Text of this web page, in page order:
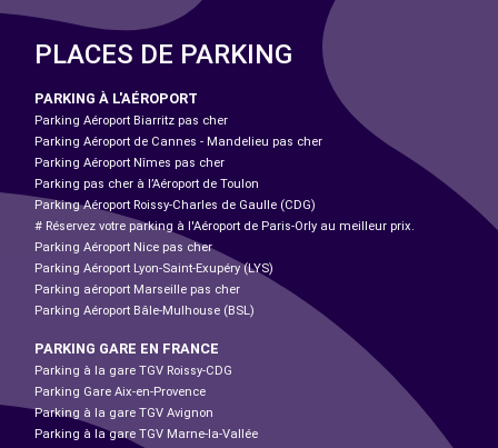
PLACES DE PARKING
PARKING À L'AÉROPORT
Parking Aéroport Biarritz pas cher
Parking Aéroport de Cannes - Mandelieu pas cher
Parking Aéroport Nîmes pas cher
Parking pas cher à l’Aéroport de Toulon
Parking Aéroport Roissy-Charles de Gaulle (CDG)
# Réservez votre parking à l'Aéroport de Paris-Orly au meilleur prix.
Parking Aéroport Nice pas cher
Parking Aéroport Lyon-Saint-Exupéry (LYS)
Parking aéroport Marseille pas cher
Parking Aéroport Bâle-Mulhouse (BSL)
PARKING GARE EN FRANCE
Parking à la gare TGV Roissy-CDG
Parking Gare Aix-en-Provence
Parking à la gare TGV Avignon
Parking à la gare TGV Marne-la-Vallée